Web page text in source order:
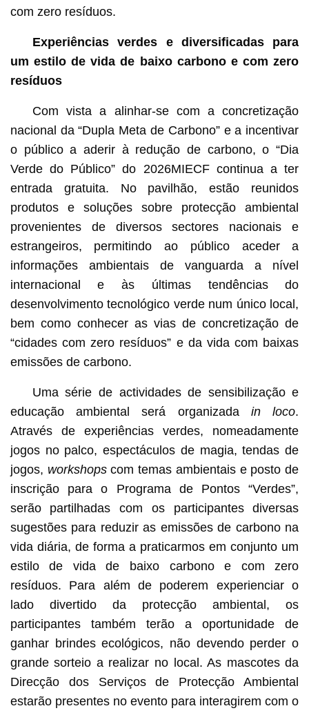
com zero resíduos.
Experiências verdes e diversificadas para
um estilo de vida de baixo carbono e com zero
resíduos
Com vista a alinhar-se com a concretização
nacional da “Dupla Meta de Carbono” e a incentivar
o público a aderir à redução de carbono, o “Dia
Verde do Público” do 2026MIECF continua a ter
entrada gratuita. No pavilhão, estão reunidos
produtos e soluções sobre protecção ambiental
provenientes de diversos sectores nacionais e
estrangeiros, permitindo ao público aceder a
informações ambientais de vanguarda a nível
internacional e às últimas tendências do
desenvolvimento tecnológico verde num único local,
bem como conhecer as vias de concretização de
“cidades com zero resíduos” e da vida com baixas
emissões de carbono.
Uma série de actividades de sensibilização e
educação ambiental será organizada in loco.
Através de experiências verdes, nomeadamente
jogos no palco, espectáculos de magia, tendas de
jogos, workshopscom temas ambientais e posto de
inscrição para o Programa de Pontos “Verdes”,
serão partilhadas com os participantes diversas
sugestões para reduzir as emissões de carbono na
vida diária, de forma a praticarmos em conjunto um
estilo de vida de baixo carbono e com zero
resíduos. Para além de poderem experienciar o
lado divertido da protecção ambiental, os
participantes também terão a oportunidade de
ganhar brindes ecológicos, não devendo perder o
grande sorteio a realizar no local. As mascotes da
Direcção dos Serviços de Protecção Ambiental
estarão presentes no evento para interagirem com o